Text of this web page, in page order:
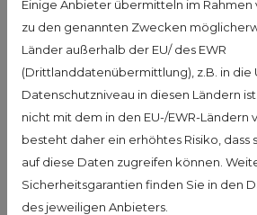
Erfahren Sie hier
mein Angebot
Trauringschmiede
Erleben Sie einen
Einige Anbieter übermitteln im Rahmen
zu den genannten Zwecken
Länder außerhalb der EU/ des EWR
(Drittlanddatenübermittlung), z.B. in die
Datenschutzniveau in diesen Ländern
nicht mit dem in den EU-/EWR-Ländern
besteht daher ein erhöhtes Risiko, dass
auf diese Daten zugreifen können.
Sicherheitsgarantien finden Sie in den
des jeweiligen Anbieters.